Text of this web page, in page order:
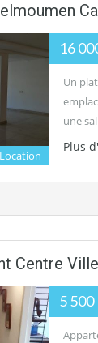
Location
16
Un
une
Plus
Centre
5 500